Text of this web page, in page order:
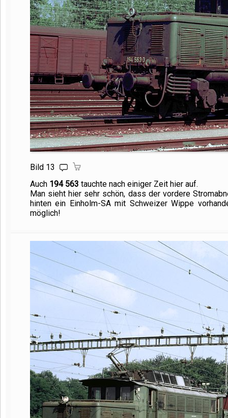
Bild 13
Auch 194 563 tauchte nach einiger Zeit hier auf.
Man sieht hier sehr schön, dass der vordere
hinten ein Einholm-SA mit Schweizer Wippe
möglich!